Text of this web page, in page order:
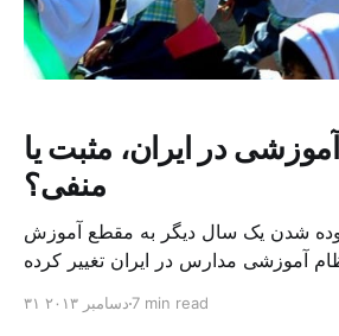
در ایران، مثبت یا
منفی؟
شدن یک سال دیگر به مقطع آموزش
نظام آموزشی مدارس در ایران تغییر کرده
این فقط یک نمونه از تغییراتی است که
۳۱ دسامبر ۲۰۱۳ 7 min read